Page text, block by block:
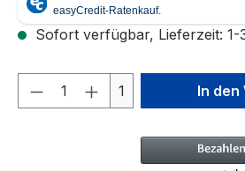
Sofort verfügbar, Lieferzeit: 1-
Produkt Anzahl: Gib
1 In den